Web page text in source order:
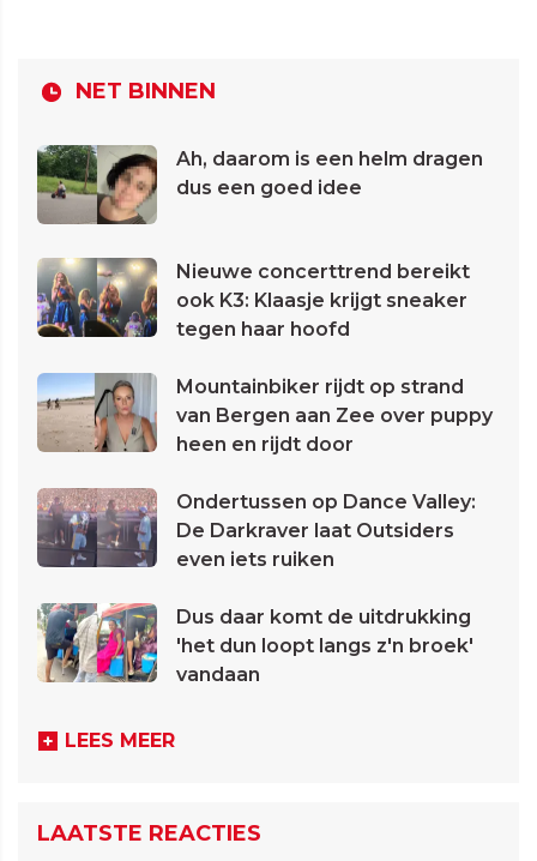
NET BINNEN
Ah, daarom is een helm dragen
dus een goed idee
Nieuwe concerttrend bereikt
ook K3: Klaasje krijgt sneaker
tegen haar hoofd
Mountainbiker rijdt op strand
van Bergen aan Zee over puppy
heen en rijdt door
Ondertussen op Dance Valley:
De Darkraver laat Outsiders
even iets ruiken
Dus daar komt de uitdrukking
'het dun loopt langs z'n broek'
vandaan
LEES MEER
LAATSTE REACTIES